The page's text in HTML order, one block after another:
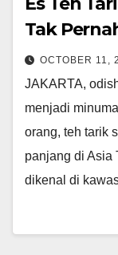
Tak
OCTOBER 11,
JAKARTA,
menjadi
orang, teh tarik
panjang di Asia
dikenal di